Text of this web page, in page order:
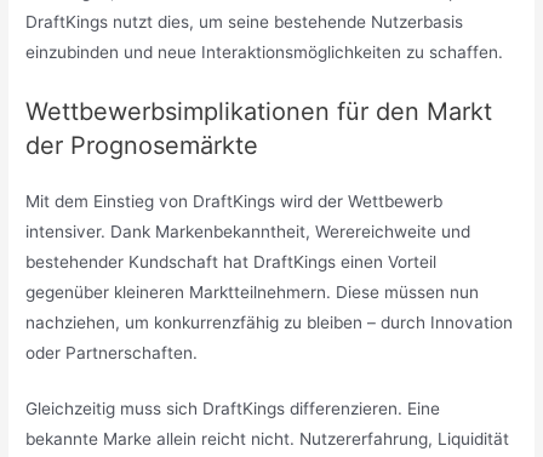
DraftKings nutzt dies, um seine bestehende Nutzerbasis
einzubinden und neue Interaktionsmöglichkeiten zu schaffen.
Wettbewerbsimplikationen für den Markt
der Prognosemärkte
Mit dem Einstieg von DraftKings wird der Wettbewerb
intensiver. Dank Markenbekanntheit, Werereichweite und
bestehender Kundschaft hat DraftKings einen Vorteil
gegenüber kleineren Marktteilnehmern. Diese müssen nun
nachziehen, um konkurrenzfähig zu bleiben – durch Innovation
oder Partnerschaften.
Gleichzeitig muss sich DraftKings differenzieren. Eine
bekannte Marke allein reicht nicht. Nutzererfahrung, Liquidität